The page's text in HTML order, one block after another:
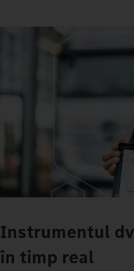
Instrumentul
în timp real